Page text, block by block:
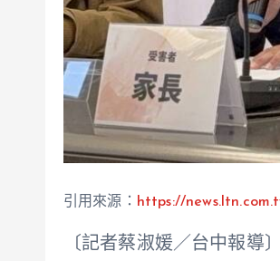
引用來源： https://
〔記者蔡淑媛／台中報導